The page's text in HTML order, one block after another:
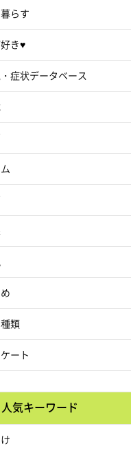
らす
き♥
症状データベース
類
ート
人気キーワード